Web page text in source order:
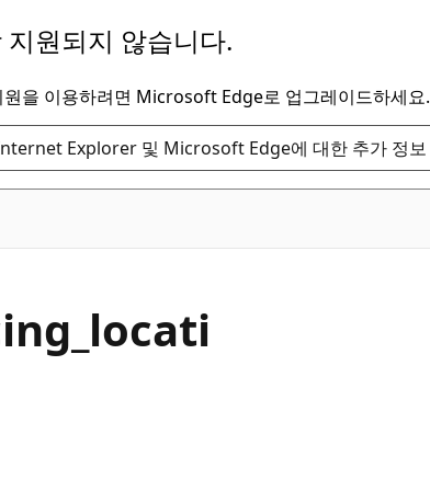
원되지 않습니다.
을 이용하려면 Microsoft Edge로 업그레이드하세요.
Explorer 및 Microsoft Edge에 대한 추가 정보